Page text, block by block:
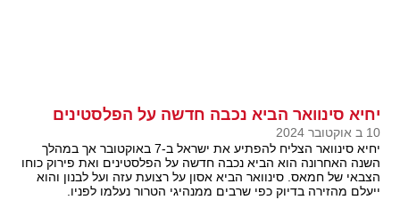
יחיא סינוואר הביא נכבה חדשה על הפלסטינים
10 ב אוקטובר 2024
יחיא סינוואר הצליח להפתיע את ישראל ב-7 באוקטובר אך במהלך
השנה האחרונה הוא הביא נכבה חדשה על הפלסטינים ואת פירוק כוחו
הצבאי של חמאס. סינוואר הביא אסון על רצועת עזה ועל לבנון והוא
ייעלם מהזירה בדיוק כפי שרבים ממנהיגי הטרור נעלמו לפניו.